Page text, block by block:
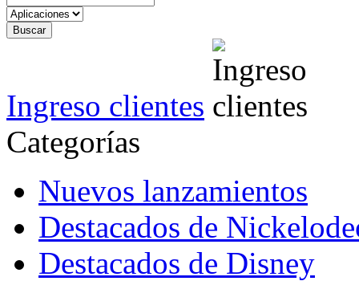
Ingreso clientes
Categorías
Nuevos lanzamientos
Destacados de
Destacados de Disney